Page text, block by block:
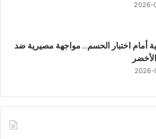
2026-
أمام اختبار الحسم.. مواجهة مصيرية ضد
2026-